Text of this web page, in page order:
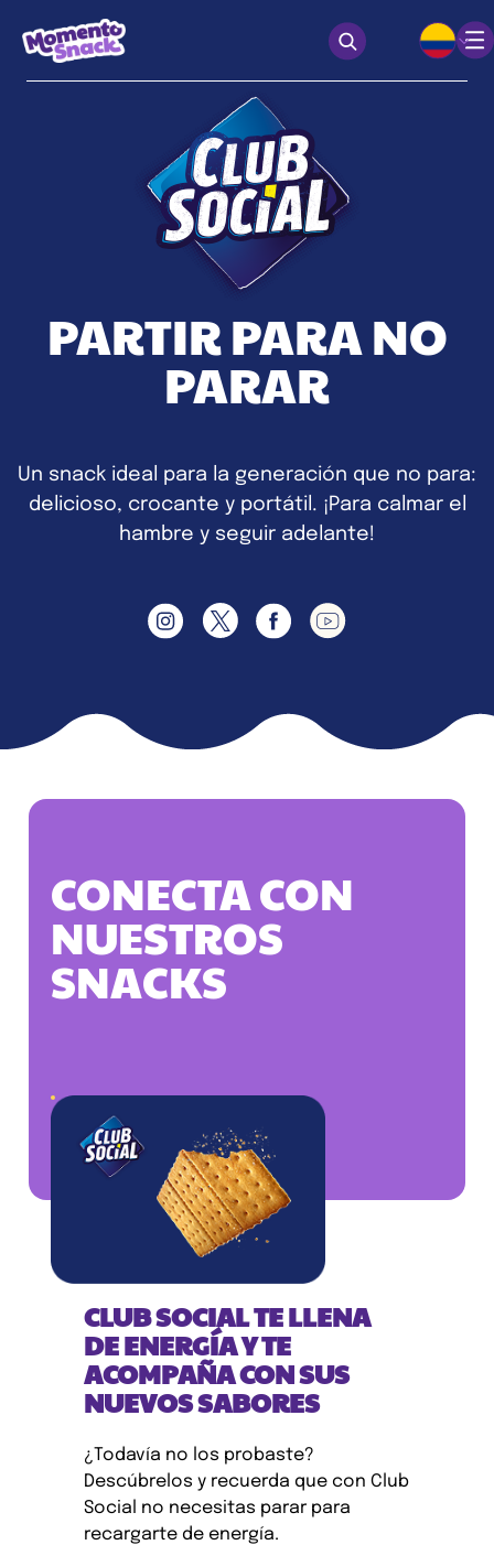
PARTIR PARA NO
PARAR
Un snack ideal para la generación que no para:
delicioso, crocante y portátil. ¡Para calmar el
hambre y seguir adelante!
CONECTA CON
NUESTROS
SNACKS
CLUB SOCIAL TE LLENA
DE ENERGÍA Y TE
ACOMPAÑA CON SUS
NUEVOS SABORES
¿Todavía no los probaste?
Descúbrelos y recuerda que con Club
Social no necesitas parar para
recargarte de energía.